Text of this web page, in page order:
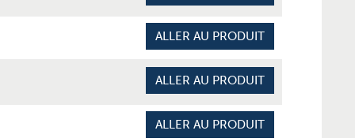
ALLER AU PRODUIT
ALLER AU PRODUIT
ALLER AU PRODUIT